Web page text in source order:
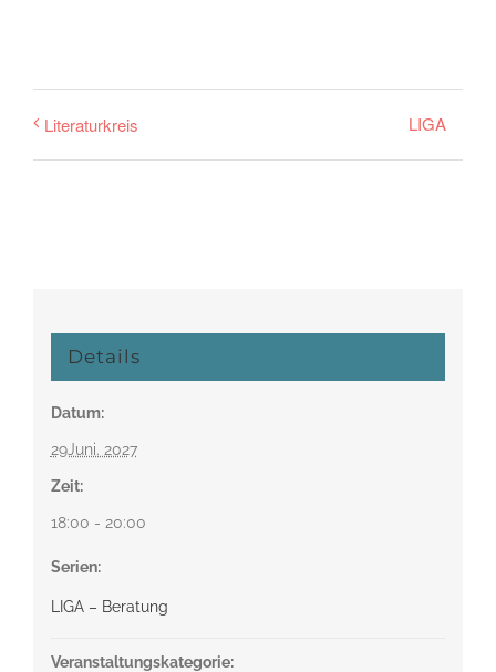
Literaturkreis LIGA
Details
Datum:
29Juni. 2027
Zeit:
18:00 - 20:00
Serien:
LIGA – Beratung
Veranstaltungskategorie: